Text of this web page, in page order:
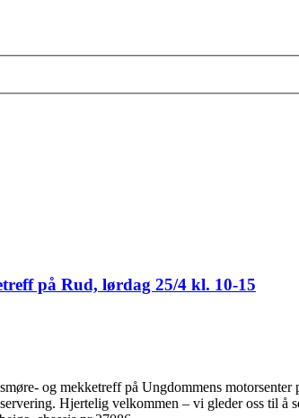
på Rud, lørdag 25/4 kl. 10-15
og mekketreff på Ungdommens
Hjertelig velkommen – vi gleder oss til å